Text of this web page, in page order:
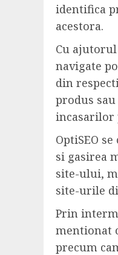
identifica
acestora.
Cu
navigate
din
produs
incasarilor
OptiSEO
si gasirea
site-ului,
site-urile
Prin
mentionat
precum